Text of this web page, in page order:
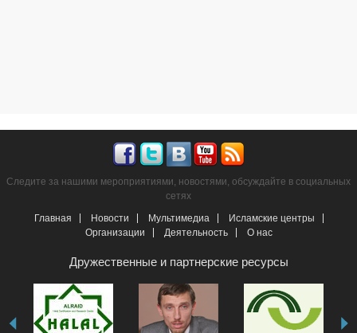
Следите за нашими мероприятиями, новостями, обсуждайте в социальных
сетях
Главная
Новости Мультимедиа
Исламские центры
Организации
Деятельность О нас
Дружественные и партнерские ресурсы